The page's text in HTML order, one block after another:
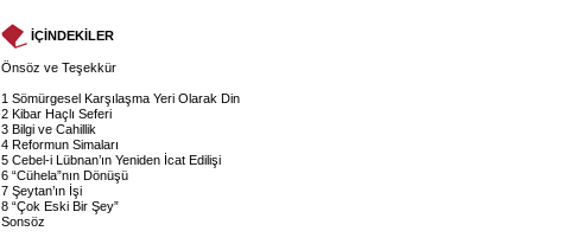
İÇİNDEKİLER
Önsöz ve Teşekkür
1 Sömürgesel Karşılaşma Yeri Olarak Din
2 Kibar Haçlı Seferi
3 Bilgi ve Cahillik
4 Reformun Simaları
5 Cebel-i Lübnan’ın Yeniden İcat Edilişi
6 “Cühela”nın Dönüşü
7 Şeytan’ın İşi
8 “Çok Eski Bir Şey”
Sonsöz